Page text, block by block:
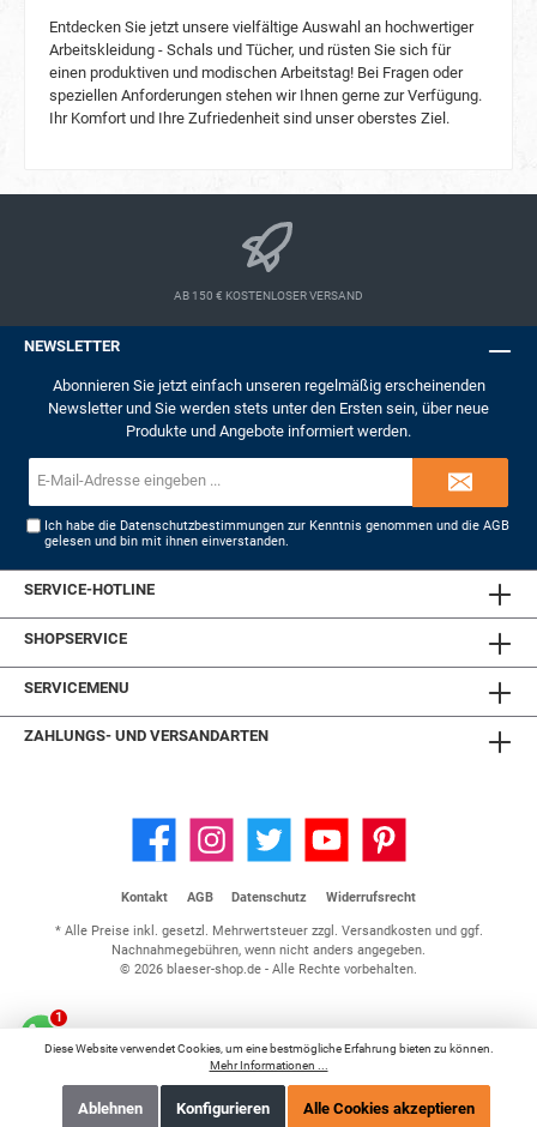
Entdecken Sie jetzt unsere vielfältige Auswahl an hochwertiger
Arbeitskleidung - Schals und Tücher, und rüsten Sie sich für
einen produktiven und modischen Arbeitstag! Bei Fragen oder
speziellen Anforderungen stehen wir Ihnen gerne zur Verfügung.
Ihr Komfort und Ihre Zufriedenheit sind unser oberstes Ziel.
AB 150 € KOSTENLOSER VERSAND
NEWSLETTER
Abonnieren Sie jetzt einfach unseren regelmäßig erscheinenden
Newsletter und Sie werden stets unter den Ersten sein, über neue
Produkte und Angebote informiert werden.
Adresse*
Ich habe die Datenschutzbestimmungen zur Kenntnis genommen und dieAGB
gelesen und bin mit ihnen einverstanden.
SERVICE-HOTLINE
SHOPSERVICE
SERVICEMENU
ZAHLUNGS- UND VERSANDARTEN
Kontakt AGB Datenschutz Widerrufsrecht
* Alle Preise inkl. gesetzl. Mehrwertsteuer zzgl. Versandkostenund ggf.
Nachnahmegebühren, wenn nicht anders angegeben.
© 2026 blaeser-shop.de - Alle Rechte vorbehalten.
Diese Website verwendet Cookies, um eine bestmögliche Erfahrung bieten zu können.
Mehr Informationen ...
Ablehnen Konfigurieren Alle Cookies akzeptieren